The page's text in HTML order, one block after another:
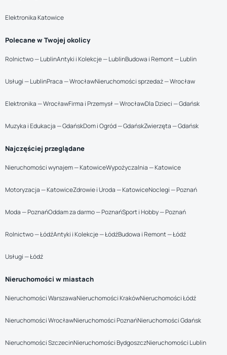
Elektronika Katowice
Polecane w Twojej okolicy
Rolnictwo — LublinAntyki i Kolekcje — LublinBudowa i Remont — Lublin
Usługi — LublinPraca — WrocławNieruchomości sprzedaż — Wrocław
Elektronika — WrocławFirma i Przemysł — WrocławDla Dzieci — Gdańsk
Muzyka i Edukacja — GdańskDom i Ogród — GdańskZwierzęta — Gdańsk
Najczęściej przeglądane
Nieruchomości wynajem — KatowiceWypożyczalnia — Katowice
Motoryzacja — KatowiceZdrowie i Uroda — KatowiceNoclegi — Poznań
Moda — PoznańOddam za darmo — PoznańSport i Hobby — Poznań
Rolnictwo — ŁódźAntyki i Kolekcje — ŁódźBudowa i Remont — Łódź
Usługi — Łódź
Nieruchomości w miastach
Nieruchomości WarszawaNieruchomości KrakówNieruchomości Łódź
Nieruchomości WrocławNieruchomości PoznańNieruchomości Gdańsk
Nieruchomości SzczecinNieruchomości BydgoszczNieruchomości Lublin